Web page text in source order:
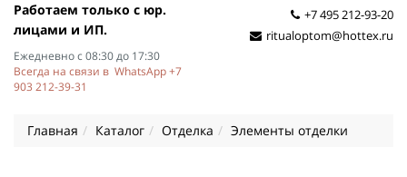
Работаем только с юр.
лицами и ИП.
Ежедневно с 08:30 до 17:30
Всегда на связи в WhatsApp +7
903 212-39-31
+7 495 212-93-20
ritualoptom@hottex.ru
Главная Каталог Отделка Элементы отделки